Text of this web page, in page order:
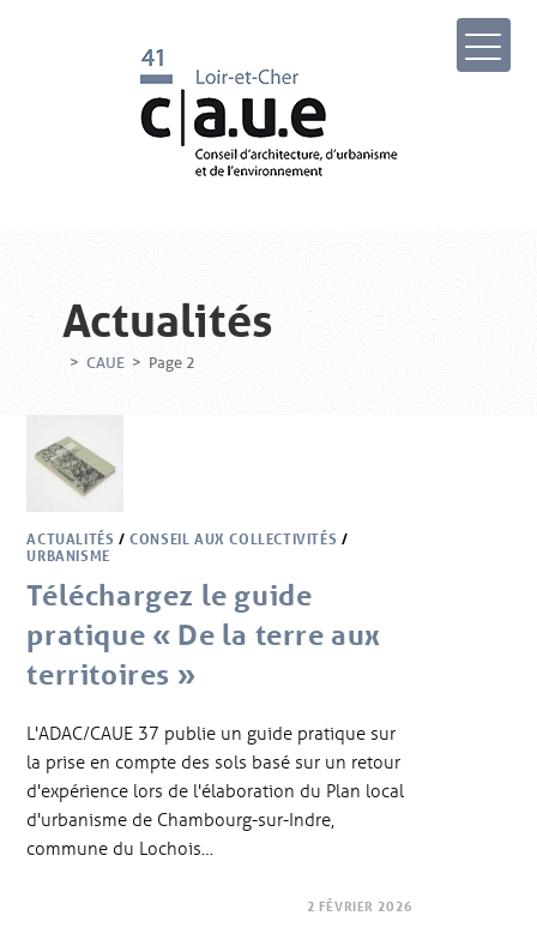
Actualités
> CAUE > Page 2
ACTUALITÉS /CONSEIL AUX COLLECTIVITÉS /
URBANISME
Téléchargez le guide
pratique « De la terre aux
territoires »
L'ADAC/CAUE 37 publie un guide pratique sur
la prise en compte des sols basé sur un retour
d'expérience lors de l'élaboration du Plan local
d'urbanisme de Chambourg-sur-Indre,
commune du Lochois…
2 FÉVRIER 2026